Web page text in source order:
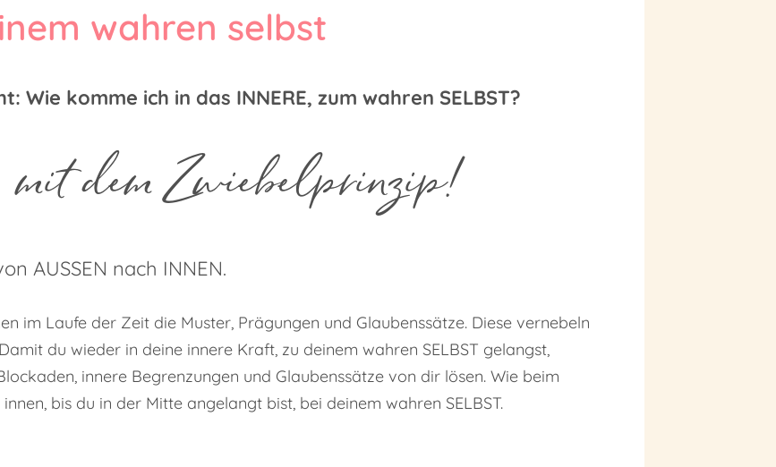
wahren selbst
Wie komme ich in das INNERE, zum wahren SELBST?
dem Zwiebelprinzip!
AUSSEN nach INNEN.
im Laufe der Zeit die Muster, Prägungen und Glaubenssätze. Diese vernebeln
du wieder in deine innere Kraft, zu deinem wahren SELBST gelangst,
innere Begrenzungen und Glaubenssätze von dir lösen. Wie beim
bis du in der Mitte angelangt bist, bei deinem wahren SELBST.